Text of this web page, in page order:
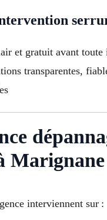
et gratuit avant toute
transparentes,
Marignane
interviennent sur :